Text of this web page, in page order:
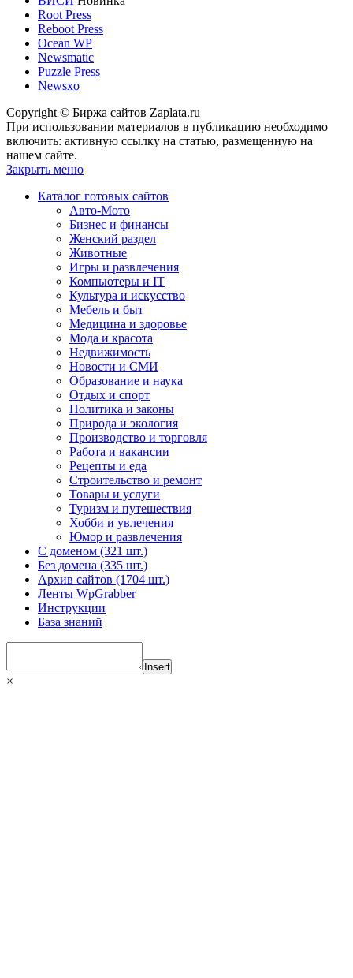
Root Press
Reboot Press
Ocean WP
Newsmatic
Puzzle Press
Newsxo
Copyright © Биржа сайтов Zaplata.ru
При использовании материалов в публикацию необходимо
включить: активную ссылку на статью, размещенную на
нашем сайте.
Закрыть меню
Каталог готовых сайтов
Авто-Мото
Бизнес и финансы
Женский раздел
Животные
Игры и развлечения
Компьютеры и IT
Культура и искусство
Мебель и быт
Медицина и здоровье
Мода и красота
Недвижимость
Новости и СМИ
Образование и наука
Отдых и спорт
Политика и законы
Природа и экология
Производство и торговля
Работа и вакансии
Рецепты и еда
Строительство и ремонт
Товары и услуги
Туризм и путешествия
Хобби и увлечения
Юмор и развлечения
С доменом (321 шт.)
Без домена (335 шт.)
Архив сайтов (1704 шт.)
Ленты WpGrabber
Инструкции
База знаний
Insert
×